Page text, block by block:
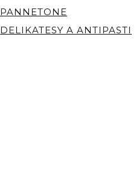
PANNETONE
DELIKATESY A ANTIPASTI